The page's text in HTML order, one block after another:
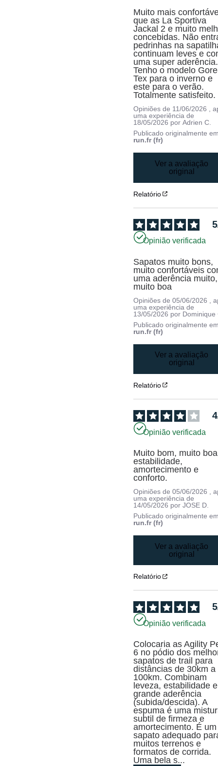
Muito mais
que as La Sportiva
Jackal 2 e muito
concebidas. Não
pedrinhas na
continuam leves e
uma super aderência.
Tenho o modelo
Tex para o inverno e
este para o verão.
Totalmente satisfeito.
Opiniões de 11/06/2026 ,
uma experiência de
18/05/2026 porAdrien C.
Publicado originalmente
run.fr (fr)
Ver a avaliação
original
Relatório
5
Opinião verificada
Sapatos muito bons,
muito confortáveis
uma aderência muito,
muito boa
Opiniões de05/06/2026
,
uma experiência de
13/05/2026 por Dominique
Publicado originalmente
run.fr (fr)
Ver a avaliação
original
Relatório
4
Opinião verificada
Muito bom, muito boa
estabilidade,
amortecimento e
conforto.
Opiniões de05/06/2026
,
uma experiência de
14/05/2026 porJOSE D.
Publicado originalmente
run.fr (fr)
Ver a avaliação
original
Relatório
5
Opinião verificada
Colocaria as Agility
6 no pódio dos
sapatos de trail para
distâncias de 30km a
100km. Combinam
leveza, estabilidade e
grande aderência
(subida/descida). A
espuma é uma
subtil de firmeza e
amortecimento. É um
sapato adequado
muitos terrenos e
formatos de corrida.
Uma bela s...